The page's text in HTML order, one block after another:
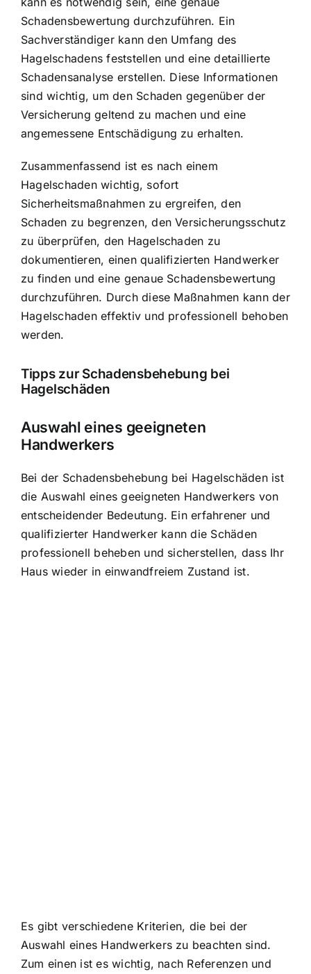
Schadensbewertung durchzuführen. Ein
Sachverständiger kann den Umfang des
Hagelschadens feststellen und eine detaillierte
Schadensanalyse erstellen. Diese Informationen
sind wichtig, um den Schaden gegenüber der
Versicherung geltend zu machen und eine
angemessene Entschädigung zu erhalten.
Zusammenfassend ist es nach einem
Hagelschaden wichtig, sofort
Sicherheitsmaßnahmen zu ergreifen, den
Schaden zu begrenzen, den Versicherungsschutz
zu überprüfen, den Hagelschaden zu
dokumentieren, einen qualifizierten Handwerker
zu finden und eine genaue Schadensbewertung
durchzuführen. Durch diese Maßnahmen kann der
Hagelschaden effektiv und professionell behoben
werden.
Tipps zur Schadensbehebung bei
Hagelschäden
Auswahl eines geeigneten
Handwerkers
Bei der Schadensbehebung bei Hagelschäden ist
die Auswahl eines geeigneten Handwerkers von
entscheidender Bedeutung. Ein erfahrener und
qualifizierter Handwerker kann die Schäden
professionell beheben und sicherstellen, dass Ihr
Haus wieder in einwandfreiem Zustand ist.
Es gibt verschiedene Kriterien, die bei der
Auswahl eines Handwerkers zu beachten sind.
Zum einen ist es wichtig, nach Referenzen und